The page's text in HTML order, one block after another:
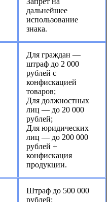
дальнейшее
использование
знака.
Для граждан —
штраф до 2 000
рублей с
конфискацией
товаров;
Для должностных
лиц — до 20 000
рублей;
Для юридических
лиц — до 200 000
рублей +
конфискация
продукции.
Штраф до 500 000
рублей;